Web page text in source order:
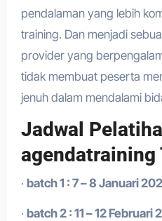
pendalaman yang lebih
training. Dan menjadi
provider yang
tidak membuat peserta
jenuh dalam mendalami
Jadwal
agendatraining
· batch 1 : 7 – 8 Januari
· batch 2 : 11 – 12 Februari